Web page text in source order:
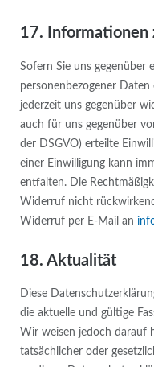
17. Informationen
Sofern Sie uns gegenüber
personenbezogener
jederzeit uns gegenüber
auch für uns gegenüber
der DSGVO) erteilte
einer Einwilligung kann
entfalten. Die
Widerruf nicht
Widerruf per E-Mail an
18. Aktualität
Diese
die aktuelle und gültige
Wir weisen jedoch darauf
tatsächlicher oder